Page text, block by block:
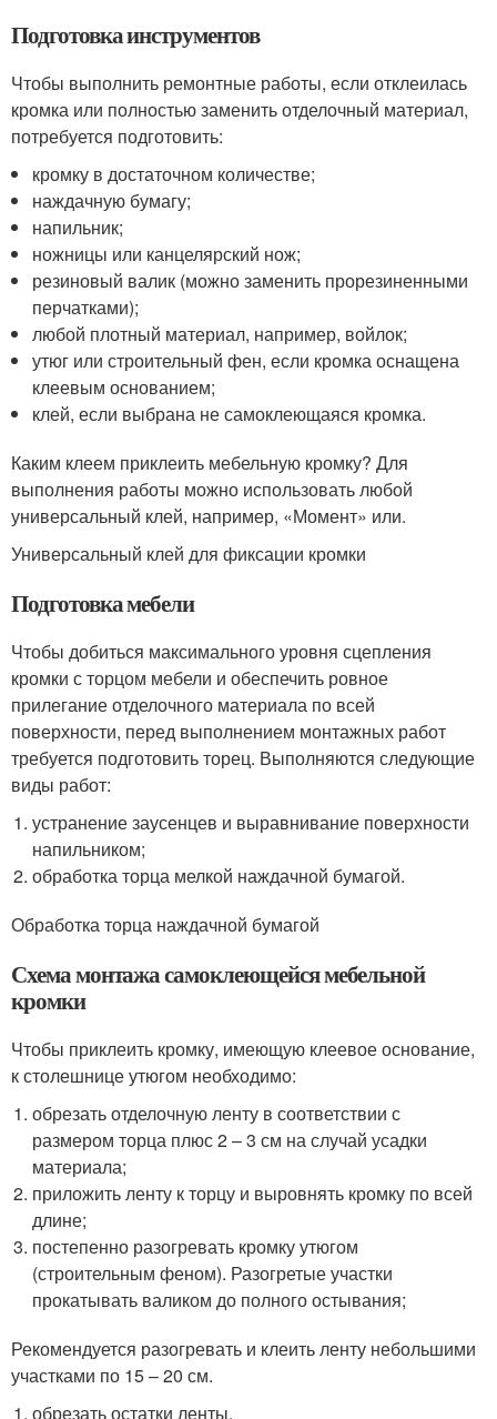
Подготовка инструментов
Чтобы выполнить ремонтные работы, если отклеилась
кромка или полностью заменить отделочный материал,
потребуется подготовить:
кромку в достаточном количестве;
наждачную бумагу;
напильник;
ножницы или канцелярский нож;
резиновый валик (можно заменить прорезиненными
перчатками);
любой плотный материал, например, войлок;
утюг или строительный фен, если кромка оснащена
клеевым основанием;
клей, если выбрана не самоклеющаяся кромка.
Каким клеем приклеить мебельную кромку? Для
выполнения работы можно использовать любой
универсальный клей, например, «Момент» или.
Универсальный клей для фиксации кромки
Подготовка мебели
Чтобы добиться максимального уровня сцепления
кромки с торцом мебели и обеспечить ровное
прилегание отделочного материала по всей
поверхности, перед выполнением монтажных работ
требуется подготовить торец. Выполняются следующие
виды работ:
устранение заусенцев и выравнивание поверхности
напильником;
обработка торца мелкой наждачной бумагой.
Обработка торца наждачной бумагой
Схема монтажа самоклеющейся мебельной
кромки
Чтобы приклеить кромку, имеющую клеевое основание,
к столешнице утюгом необходимо:
обрезать отделочную ленту в соответствии с
размером торца плюс 2 – 3 см на случай усадки
материала;
приложить ленту к торцу и выровнять кромку по всей
длине;
постепенно разогревать кромку утюгом
(строительным феном). Разогретые участки
прокатывать валиком до полного остывания;
Рекомендуется разогревать и клеить ленту небольшими
участками по 15 – 20 см.
обрезать остатки ленты.